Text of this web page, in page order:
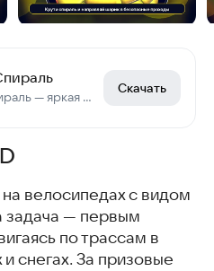
Фруктовая Спираль — яркая аркада с шариком, фруктами и игрой без интернета
Скачать
велосипедах с видом
задача — первым
по трассам в
и снегах. За призовые